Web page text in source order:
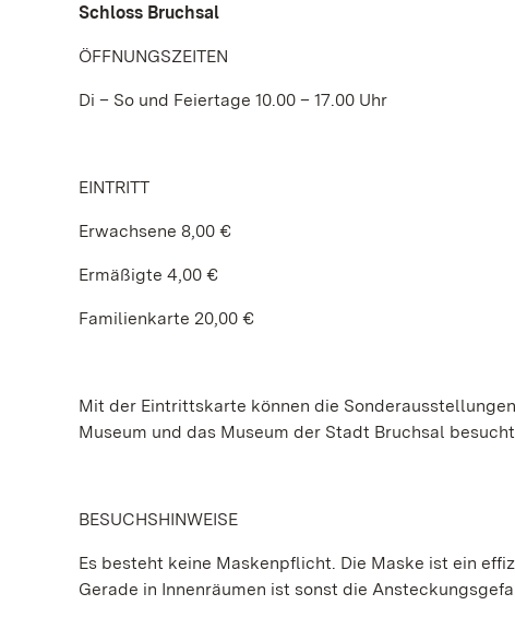
Schloss Bruchsal
ÖFFNUNGSZEITEN
Di – So und Feiertage 10.00 – 17.00 Uhr
EINTRITT
Erwachsene 8,00 €
Ermäßigte 4,00 €
Familienkarte 20,00 €
Mit der Eintrittskarte können die
Museum und das Museum der Stadt Bruchsal
BESUCHSHINWEISE
Es besteht keine Maskenpflicht. Die Maske ist ein
Gerade in Innenräumen ist sonst die